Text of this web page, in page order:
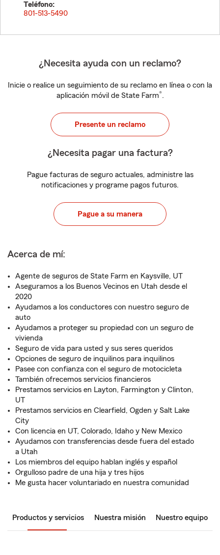
Teléfono:
801-513-5490
¿Necesita ayuda con un reclamo?
Inicie o realice un seguimiento de su reclamo en línea o con la
aplicación móvil de State Farm®.
Presente un reclamo
¿Necesita pagar una factura?
Pague facturas de seguro actuales, administre las
notificaciones y programe pagos futuros.
Pague a su manera
Acerca de mí:
Agente de seguros de State Farm en Kaysville, UT
Aseguramos a los Buenos Vecinos en Utah desde el
2020
Ayudamos a los conductores con nuestro seguro de
auto
Ayudamos a proteger su propiedad con un seguro de
vivienda
Seguro de vida para usted y sus seres queridos
Opciones de seguro de inquilinos para inquilinos
Pasee con confianza con el seguro de motocicleta
También ofrecemos servicios financieros
Prestamos servicios en Layton, Farmington y Clinton,
UT
Prestamos servicios en Clearfield, Ogden y Salt Lake
City
Con licencia en UT, Colorado, Idaho y New Mexico
Ayudamos con transferencias desde fuera del estado
a Utah
Los miembros del equipo hablan inglés y español
Orgulloso padre de una hija y tres hijos
Me gusta hacer voluntariado en nuestra comunidad
Productos y servicios Nuestra misión Nuestro equipo